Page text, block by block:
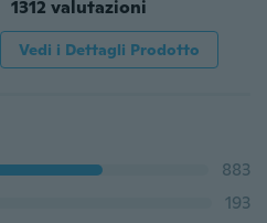
1312 valutazioni
Vedi i Dettagli Prodotto
883
193